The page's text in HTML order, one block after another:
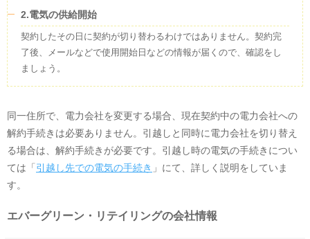
2.電気の供給開始
契約したその日に契約が切り替わるわけではありません。契約完
了後、メールなどで使用開始日などの情報が届くので、確認をし
ましょう。
同一住所で、電力会社を変更する場合、現在契約中の電力会社への
解約手続きは必要ありません。引越しと同時に電力会社を切り替え
る場合は、解約手続きが必要です。引越し時の電気の手続きについ
ては「引越し先での電気の手続き 」にて、詳しく説明をしていま
す。
エバーグリーン・リテイリングの会社情報